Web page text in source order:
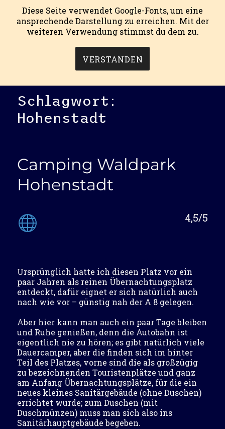
mein campingblog. MENÜ
Schlagwort:
Hohenstadt
Camping Waldpark
Hohenstadt
4,5/5
Ursprünglich hatte ich diesen Platz vor ein
paar Jahren als reinen Übernachtungsplatz
entdeckt, dafür eignet er sich natürlich auch
nach wie vor – günstig nah der A 8 gelegen.
Aber hier kann man auch ein paar Tage bleiben
und Ruhe genießen, denn die Autobahn ist
eigentlich nie zu hören; es gibt natürlich viele
Dauercamper, aber die finden sich im hinter
Teil des Platzes, vorne sind die als großzügig
zu bezeichnenden Touristenplätze und ganz
am Anfang Übernachtungsplätze, für die ein
neues kleines Sanitärgebäude (ohne Duschen)
errichtet wurde; zum Duschen (mit
Duschmünzen) muss man sich also ins
Sanitärhauptgebäude begeben.
Diese Seite verwendet Google-Fonts, um eine
ansprechende Darstellung zu erreichen. Mit der
weiteren Verwendung stimmst du dem zu.
VERSTANDEN